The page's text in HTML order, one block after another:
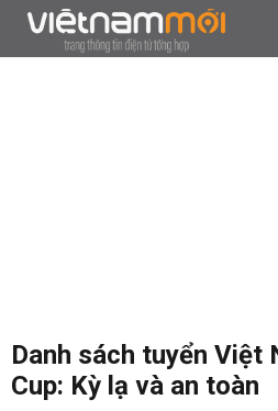
Danh sách tuyển Việt
Cup: Kỳ lạ và an toàn